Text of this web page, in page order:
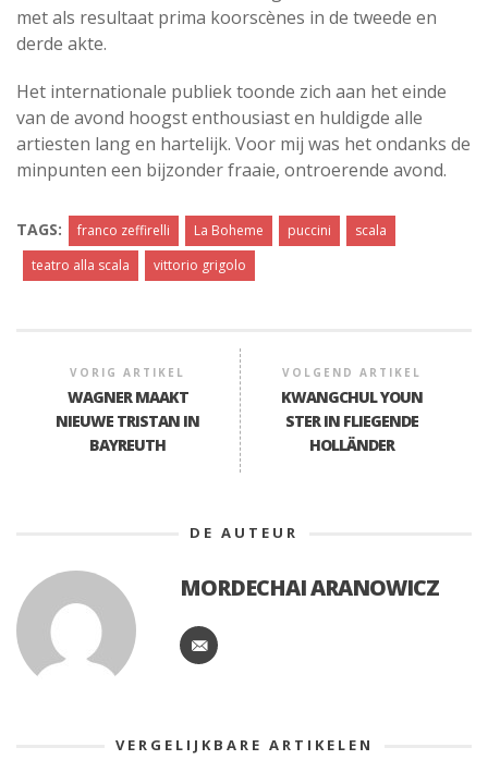
met als resultaat prima koorscènes in de tweede en
derde akte.
Het internationale publiek toonde zich aan het einde
van de avond hoogst enthousiast en huldigde alle
artiesten lang en hartelijk. Voor mij was het ondanks de
minpunten een bijzonder fraaie, ontroerende avond.
TAGS: franco zeffirelli La Boheme puccini
scala
teatro alla scala
vittorio grigolo
VORIG ARTIKEL
WAGNER MAAKT
NIEUWE TRISTAN IN
BAYREUTH
VOLGEND ARTIKEL
KWANGCHUL YOUN
STER IN FLIEGENDE
HOLLÄNDER
DE AUTEUR
MORDECHAI ARANOWICZ
VERGELIJKBARE ARTIKELEN